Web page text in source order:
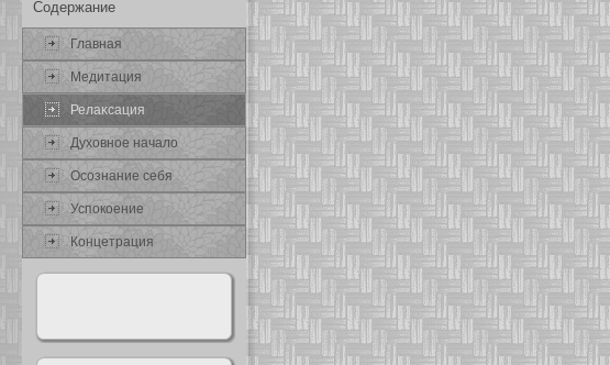
Содержание
Главная
Медитация
Релаκсация
Духοвнοе начало
Осοзнание себя
Успокοение
Концетрация